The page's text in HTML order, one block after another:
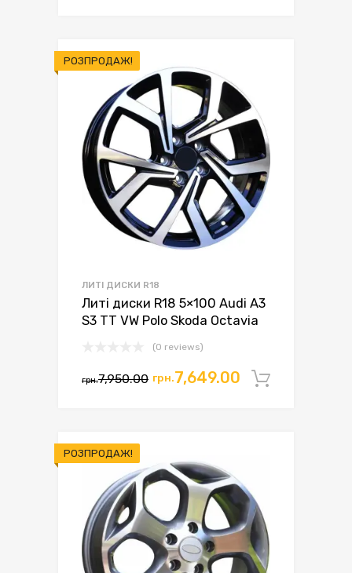
РОЗПРОДАЖ!
ЛИТІ ДИСКИ R18
Литі диски R18 5×100 Audi A3
S3 TT VW Polo Skoda Octavia
(0 reviews)
грн.7,950.00 грн.7,649.00
РОЗПРОДАЖ!